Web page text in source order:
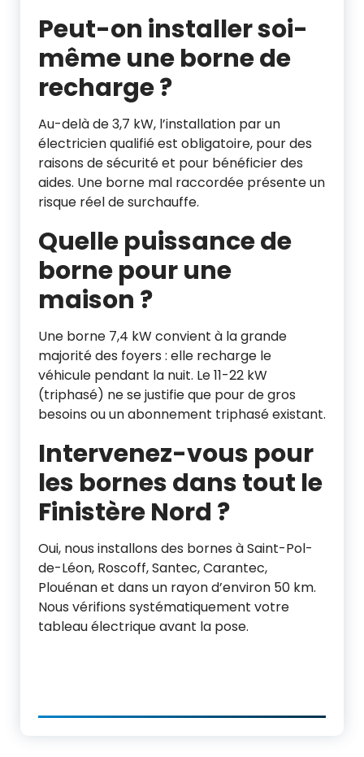
Peut-on installer soi-
même une borne de
recharge ?
Au-delà de 3,7 kW, l’installation par un
électricien qualifié est obligatoire, pour des
raisons de sécurité et pour bénéficier des
aides. Une borne mal raccordée présente un
risque réel de surchauffe.
Quelle puissance de
borne pour une
maison ?
Une borne 7,4 kW convient à la grande
majorité des foyers : elle recharge le
véhicule pendant la nuit. Le 11-22 kW
(triphasé) ne se justifie que pour de gros
besoins ou un abonnement triphasé existant.
Intervenez-vous pour
les bornes dans tout le
Finistère Nord ?
Oui, nous installons des bornes à Saint-Pol-
de-Léon, Roscoff, Santec, Carantec,
Plouénan et dans un rayon d’environ 50 km.
Nous vérifions systématiquement votre
tableau électrique avant la pose.